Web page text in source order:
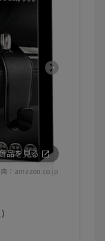
品を見る
： amazon.co.jp